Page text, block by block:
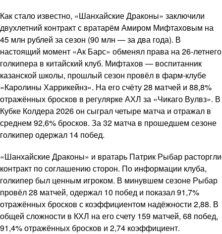
Как стало известно, «Шанхайские Драконы» заключили
двухлетний контракт с вратарём Амиром Мифтаховым на
45 млн рублей за сезон (90 млн — за два года). В
настоящий момент «Ак Барс» обменял права на 26-летнего
голкипера в китайский клуб. Мифтахов — воспитанник
казанской школы, прошлый сезон провёл в фарм-клубе
«Каролины Харрикейнз». На его счёту 28 матчей и 88,8%
отражённых бросков в регулярке АХЛ за «Чикаго Вулвз». В
Кубке Колдера 2026 он сыграл четыре матча и отражал в
среднем 92,6% бросков. За 32 матча в прошедшем сезоне
голкипер одержал 14 побед.
«Шанхайские Драконы» и вратарь Патрик Рыбар расторгли
контракт по соглашению сторон. По информации клуба,
голкипер был ценным игроком. В минувшем сезоне Рыбар
провёл 28 матчей, одержал 10 побед и показал 91,7%
отражённых бросков с коэффициентом надёжности 2,88. В
общей сложности в КХЛ на его счету 159 матчей, 68 побед,
91,4% отражённых бросков и 2,74 коэффициент.